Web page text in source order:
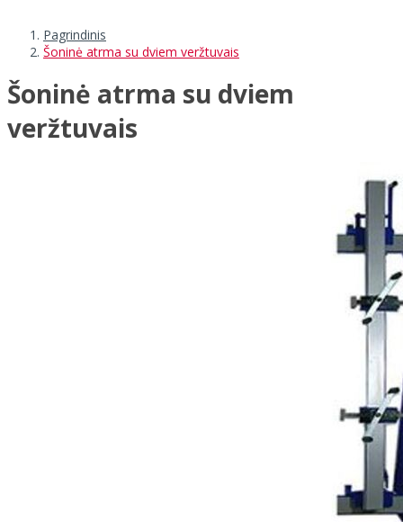
Pagrindinis
Šoninė atrma su dviem veržtuvais
Šoninė atrma su dviem
veržtuvais